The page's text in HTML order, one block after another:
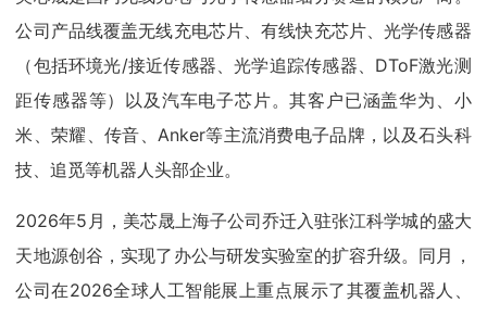
公司产品线覆盖无线充电芯片、有线快充芯片、光学传感器
（包括环境光/接近传感器、光学追踪传感器、DToF激光测
距传感器等）以及汽车电子芯片。其客户已涵盖华为、小
米、荣耀、传音、Anker等主流消费电子品牌，以及石头科
技、追觅等机器人头部企业。
2026年5月，美芯晟上海子公司乔迁入驻张江科学城的盛大
天地源创谷，实现了办公与研发实验室的扩容升级。同月，
公司在2026全球人工智能展上重点展示了其覆盖机器人、